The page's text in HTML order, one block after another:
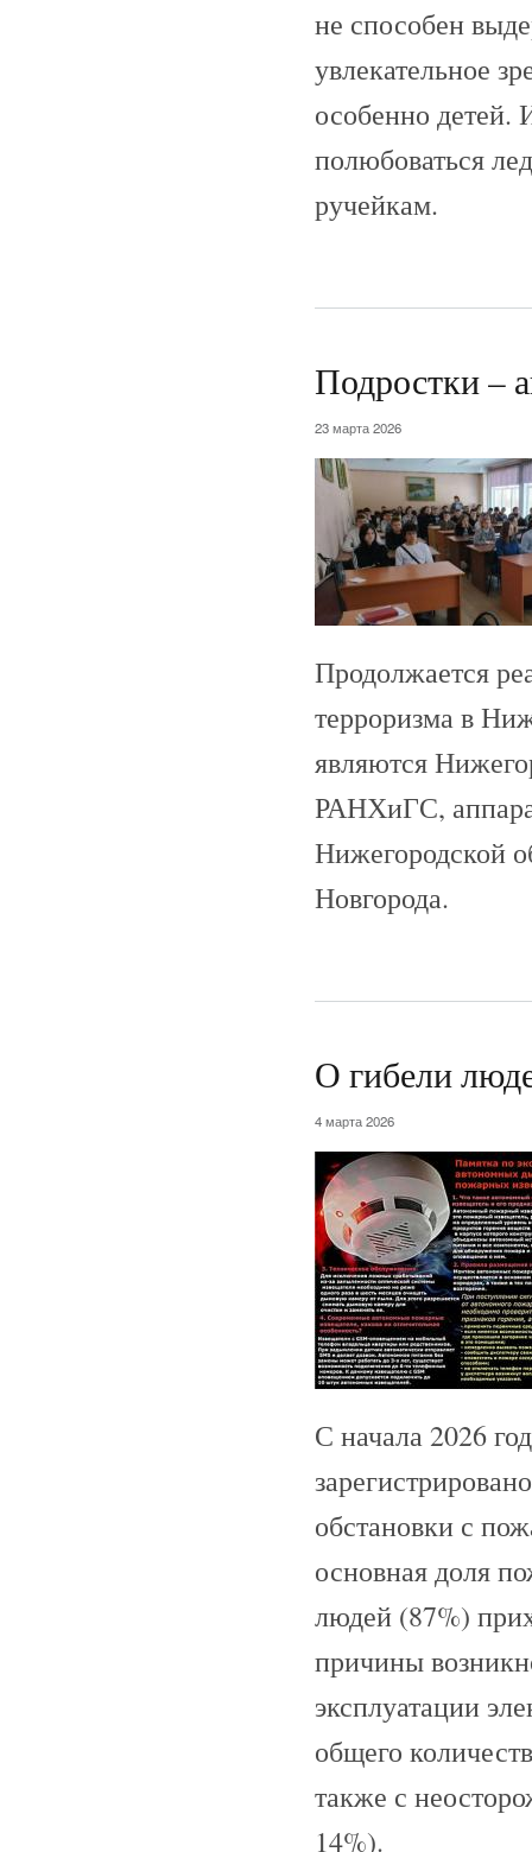
не способен
увлекательное
особенно детей.
полюбоваться
ручейкам.
Подростки –
23 марта 2026
Продолжается
терроризма в
являются
РАНХиГС,
Нижегородской
Новгорода.
О гибели
4 марта 2026
С начала 2026
обстановки с
основная доля
людей (87%)
причины
эксплуатации
общего
также с
14%).